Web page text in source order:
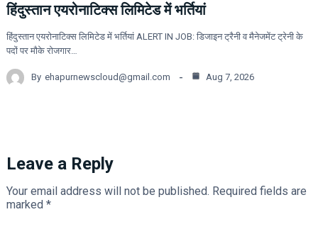
हिंदुस्तान एयरोनाटिक्स लिमिटेड में भर्तियां
हिंदुस्तान एयरोनाटिक्स लिमिटेड में भर्तियां ALERT IN JOB: डिजाइन ट्रैनी व मैनेजमेंट ट्रेनी के
पदों पर मौके रोजगार…
By ehapurnewscloud@gmail.com Aug 7, 2026
Leave a Reply
Your email address will not be published. Required fields are
marked *